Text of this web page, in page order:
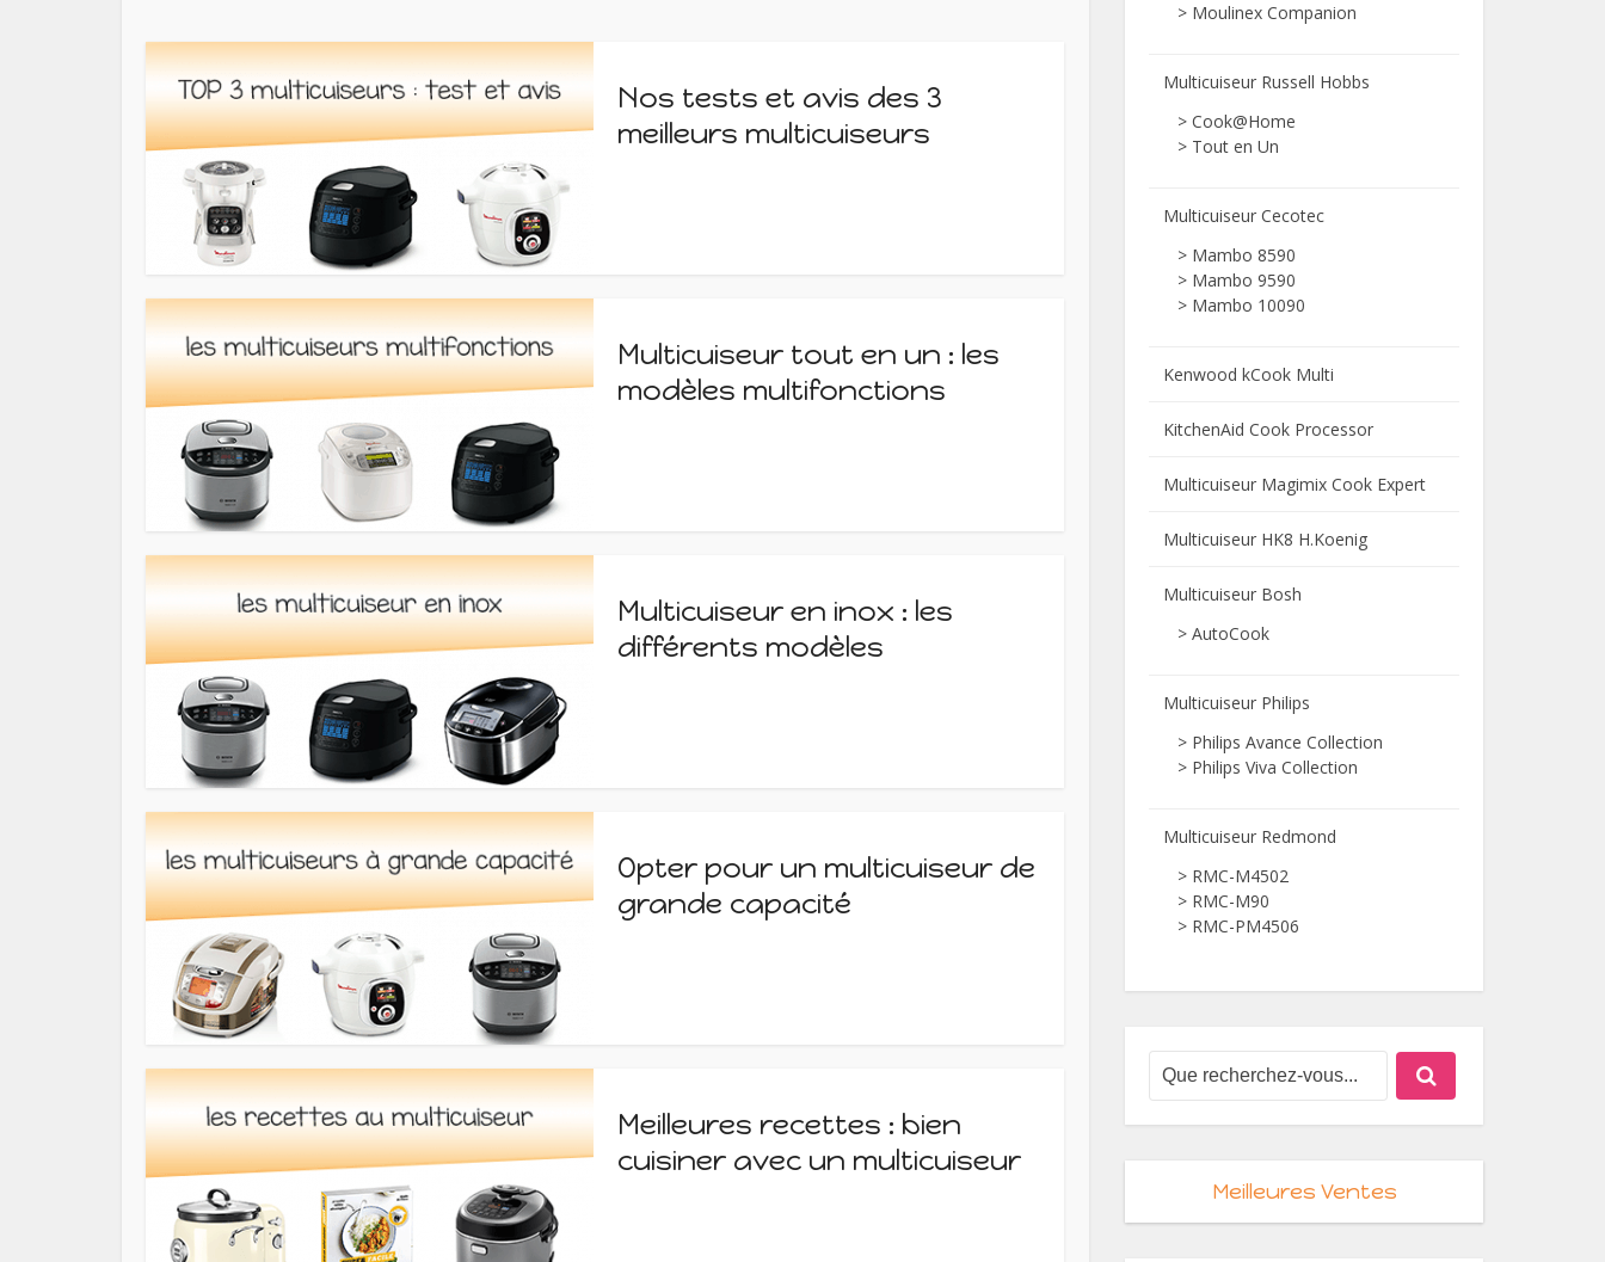
Nos tests et avis des 3
meilleurs multicuiseurs
Multicuiseur tout en un : les
modèles multifonctions
Multicuiseur en inox : les
différents modèles
Opter pour un multicuiseur de
grande capacité
Meilleures recettes : bien
cuisiner avec un multicuiseur
> Moulinex Companion
Multicuiseur Russell Hobbs
> Cook@Home
> Tout en Un
Multicuiseur Cecotec
> Mambo 8590
> Mambo 9590
> Mambo 10090
Kenwood kCook Multi
KitchenAid Cook Processor
Multicuiseur Magimix Cook Expert
Multicuiseur HK8 H.Koenig
Multicuiseur Bosh
> AutoCook
Multicuiseur Philips
> Philips Avance Collection
> Philips Viva Collection
Multicuiseur Redmond
> RMC-M4502
> RMC-M90
> RMC-PM4506
Meilleures Ventes